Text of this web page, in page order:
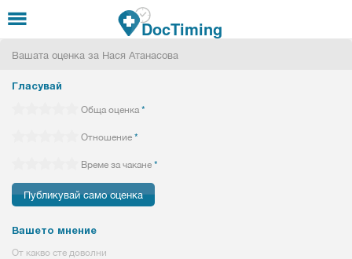
Премини към основното съдържание
DocTiming
Вашата оценка за Нася Атанасова
Гласувай
Обща оценка*
Отношение*
Време за чакане*
Вашето мнение
От какво сте доволни